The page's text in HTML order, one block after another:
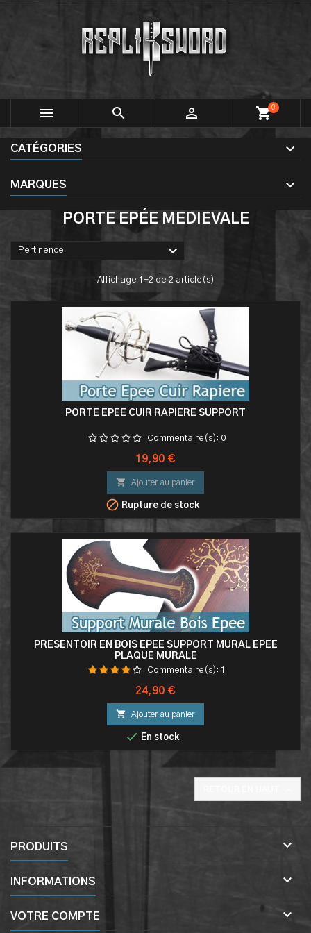
   shopping_cart0
CATÉGORIES
MARQUES
PORTE EPÉE MEDIEVALE
Pertinence 
Affichage 1-2 de 2 article(s)
PORTE EPEE CUIR RAPIERE SUPPORT
Commentaire(s): 0
Prix
19,90 €
 Ajouter au panier
 Rupture de stock
PRESENTOIR EN BOIS EPEE SUPPORT MURAL EPEE
PLAQUE MURALE
Commentaire(s): 1
Prix
24,90 €
 Ajouter au panier
 En stock
PRODUITS 
INFORMATIONS 
VOTRE COMPTE 